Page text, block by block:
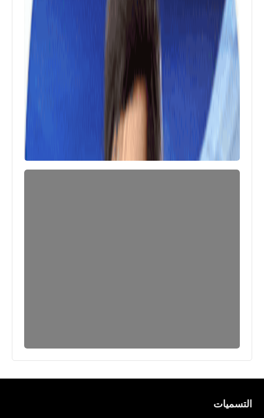
العاب
تنزيل لعبة Total Football Mobile
للأيفون والأندرويد APK
التسميات